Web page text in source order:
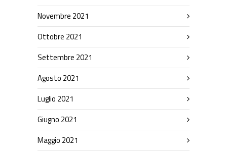
Novembre 2021
Ottobre 2021
Settembre 2021
Agosto 2021
Luglio 2021
Giugno 2021
Maggio 2021